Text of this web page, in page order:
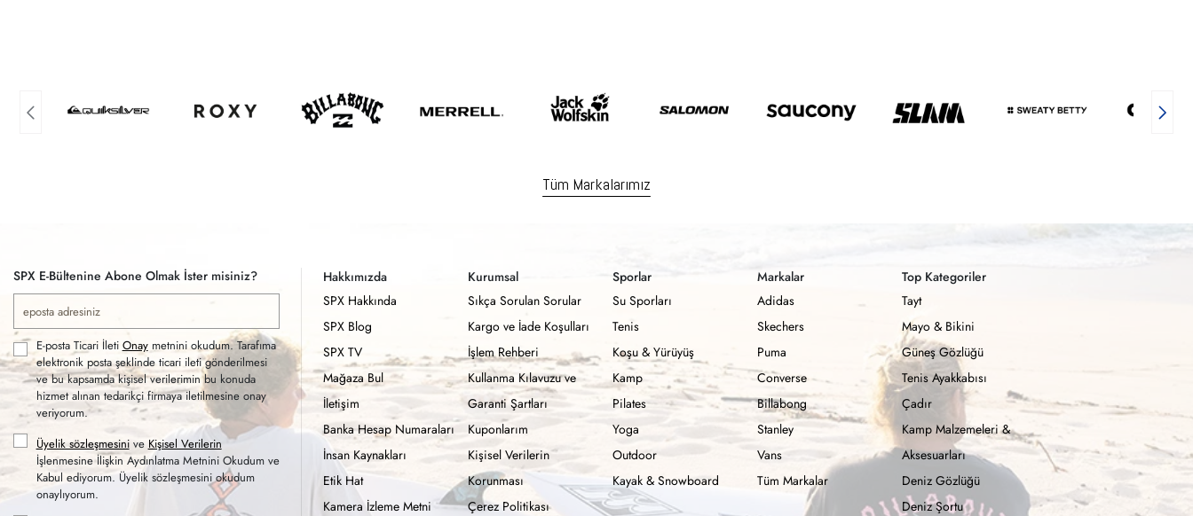
Tüm Markalarımız
SPX E-Bültenine Abone Olmak İster misiniz?
E-posta Ticari İleti Onaymetnini okudum. Tarafıma
elektronik posta şeklinde ticari ileti gönderilmesi
ve bu kapsamda kişisel verilerimin bu konuda
hizmet alınan tedarikçi firmaya iletilmesine onay
veriyorum.
Üyelik sözleşmesinive Kişisel Verilerin
İşlenmesine İlişkin Aydınlatma Metnini Okudum ve
Kabul ediyorum. Üyelik sözleşmesini okudum
onaylıyorum.
Hakkımızda
SPX Hakkında
SPX Blog
SPX TV
Mağaza Bul
İletişim
Banka Hesap Numaraları
İnsan Kaynakları
Etik Hat
Kamera İzleme Metni
Kurumsal
Sıkça Sorulan Sorular
Kargo ve İade Koşulları
İşlem Rehberi
Kullanma Kılavuzu ve
Garanti Şartları
Kuponlarım
Kişisel Verilerin
Korunması
Çerez Politikası
Sporlar
Su Sporları
Tenis
Koşu & Yürüyüş
Kamp
Pilates
Yoga
Outdoor
Kayak & Snowboard
Markalar
Adidas
Skechers
Puma
Converse
Billabong
Stanley
Vans
Tüm Markalar
Top Kategoriler
Tayt
Mayo & Bikini
Güneş Gözlüğü
Tenis Ayakkabısı
Çadır
Kamp Malzemeleri &
Aksesuarları
Deniz Gözlüğü
Deniz Şortu